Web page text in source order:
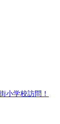
小学校訪問！